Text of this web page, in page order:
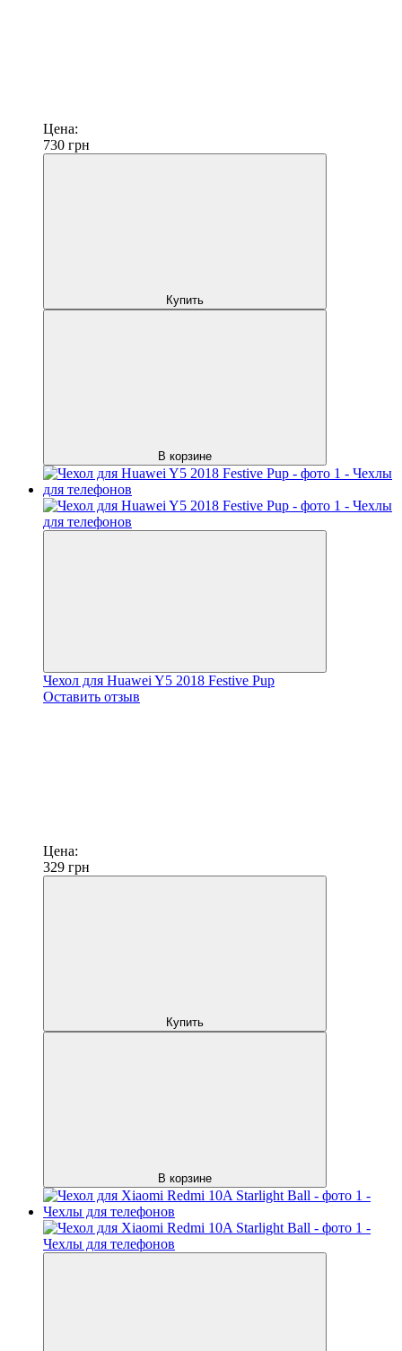
Цена:
730 грн
Купить
В корзине
Чехол для Huawei Y5 2018 Festive Pup
Оставить отзыв
Цена:
329 грн
Купить
В корзине